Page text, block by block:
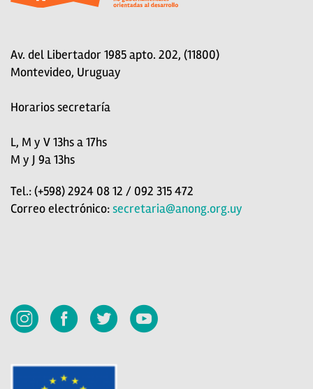
Av. del Libertador 1985 apto. 202, (11800)
Montevideo, Uruguay
Horarios secretaría
L, M y V 13hs a 17hs
M y J 9a 13hs
Tel.: (+598) 2924 08 12 / 092 315 472
Correo electrónico:secretaria@anong.org.uy